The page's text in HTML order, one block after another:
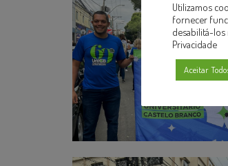
Utilizamos
fornecer
desabilitá-los
Privacidade
Aceitar